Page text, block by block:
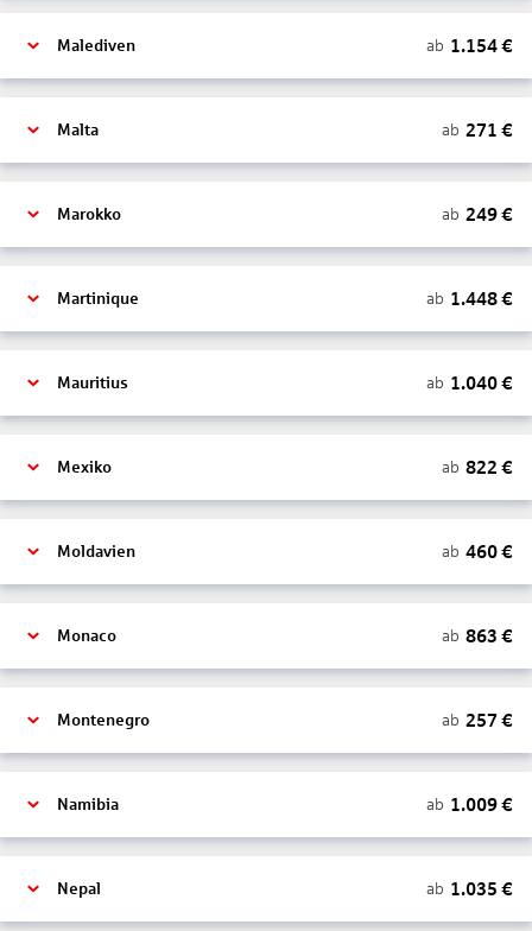
Malediven ab 1.154€
Malta ab 271 €
Marokko ab 249€
Martinique ab 1.448€
Mauritius ab 1.040€
Mexiko ab 822 €
Moldavien ab 460€
Monaco ab 863 €
Montenegro ab 257 €
Namibia ab 1.009€
Nepal ab 1.035 €